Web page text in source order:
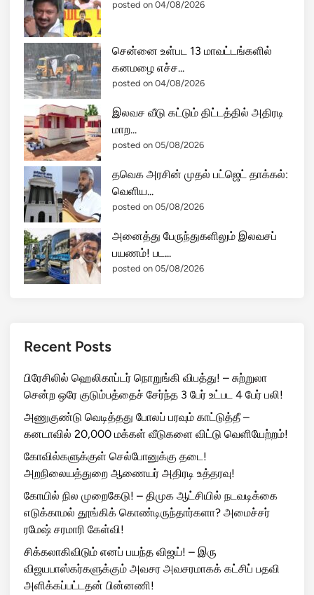
posted on 04/08/2026
சென்னை உள்பட 13 மாவட்டங்களில்
கனமழை எச்ச...
posted on 04/08/2026
இலவச வீடு கட்டும் திட்டத்தில் அதிரடி
மாற...
posted on 05/08/2026
தவெக அரசின் முதல் பட்ஜெட் தாக்கல்:
வெளிய...
posted on 05/08/2026
அனைத்து பேருந்துகளிலும் இலவசப்
பயணம்! பட...
posted on 05/08/2026
Recent Posts
பிரேசிலில் ஹெலிகாப்டர் நொறுங்கி விபத்து! – சுற்றுலா
சென்ற ஒரே குடும்பத்தைச் சேர்ந்த 3 பேர் உட்பட 4 பேர் பலி!
அணுகுண்டு வெடித்தது போலப் பரவும் காட்டுத்தீ –
கனடாவில் 20,000 மக்கள் வீடுகளை விட்டு வெளியேற்றம்!
கோவில்களுக்குள் செல்போனுக்கு தடை!
அறநிலையத்துறை ஆணையர் அதிரடி உத்தரவு!
கோயில் நில முறைகேடு! – திமுக ஆட்சியில் நடவடிக்கை
எடுக்காமல் தூங்கிக் கொண்டிருந்தார்களா? அமைச்சர்
ரமேஷ் சரமாரி கேள்வி!
சிக்கலாகிவிடும் எனப் பயந்த விஜய்! – இரு
விஜயபாஸ்கர்களுக்கும் அவசர அவசரமாகக் கட்சிப் பதவி
அளிக்கப்பட்டதன் பின்னணி!